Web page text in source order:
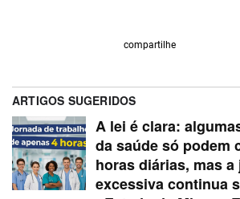
compartilhe